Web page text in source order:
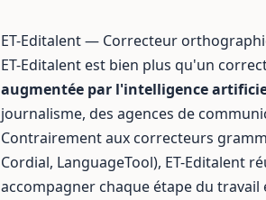
ET-Editalent — Correcteur
ET-Editalent est bien plus qu'un
augmentée par l'intelligence
journalisme, des agences de
Contrairement aux correcteurs
Cordial, LanguageTool), ET-Editalent
accompagner chaque étape du